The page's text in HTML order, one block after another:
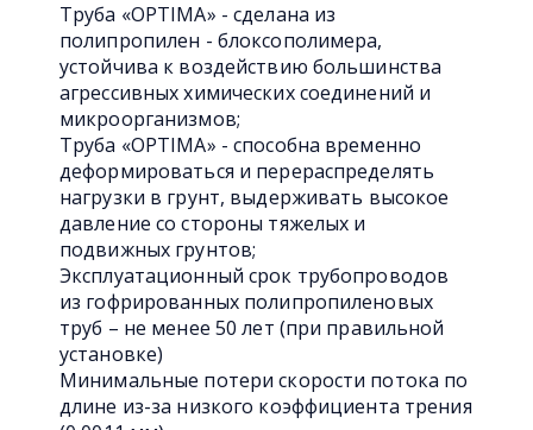
Труба «OPTIMA» - сделана из
полипропилен - блоксополимера,
устойчива к воздействию большинства
агрессивных химических соединений и
микроорганизмов;
Труба «OPTIMA» - способна временно
деформироваться и перераспределять
нагрузки в грунт, выдерживать высокое
давление со стороны тяжелых и
подвижных грунтов;
Эксплуатационный срок трубопроводов
из гофрированных полипропиленовых
труб – не менее 50 лет (при правильной
установке)
Минимальные потери скорости потока по
длине из-за низкого коэффициента трения